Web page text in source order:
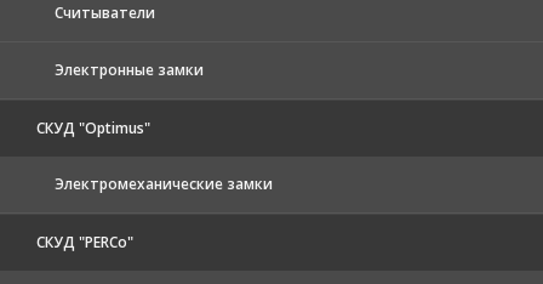
Считыватели
Электронные замки
СКУД "Optimus"
Электромеханические замки
СКУД "PERCo"